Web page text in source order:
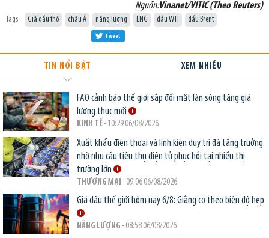
Nguồn:Vinanet/VITIC (Theo Reuters)
Tags: Giá dầu thô châu Á năng lượng LNG dầu WTI dầu Brent
Tweet
TIN NỔI BẬT XEM NHIỀU
FAO cảnh báo thế giới sắp đối mặt làn sóng tăng giá
lương thực mới
KINH TẾ- 10:29 06/08/2026
Xuất khẩu điện thoại và linh kiện duy trì đà tăng trưởng
nhờ nhu cầu tiêu thụ điện tử phục hồi tại nhiều thị
trường lớn
THƯƠNG MẠI - 09:06 06/08/2026
Giá dầu thế giới hôm nay 6/8: Giằng co theo biên độ hẹp
NĂNG LƯỢNG - 08:58 06/08/2026